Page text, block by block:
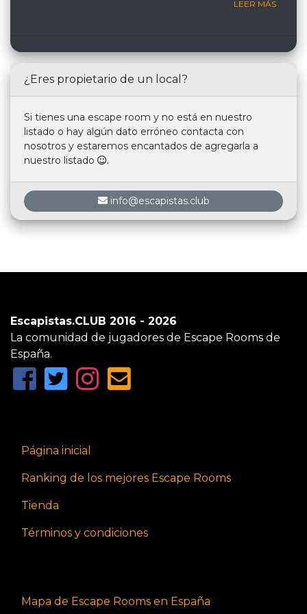
LEER MÁS
¿Eres propietario de un local?
Si tienes una escape room y no está en nuestro
listado o hay algún dato erróneo contacta con
nosotros y estaremos encantados de agregarla a
nuestro listado
.
info@escapistas.club
Escapistas.CLUB 2016 - 2026
La comunidad de jugadores de Escape Rooms de
España.
Página inicial
Ranking de los mejores Escape Rooms
Tienda
Términos y condiciones
Mapa de Escape Rooms en España